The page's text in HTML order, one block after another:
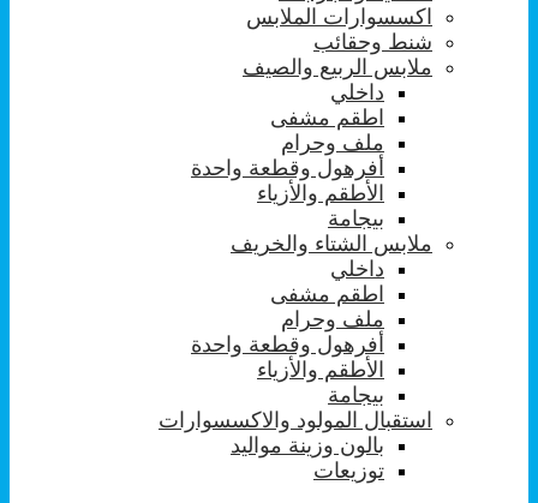
اكسسوارات الملابس
شنط وحقائب
ملابس الربيع والصيف
داخلي
اطقم مشفى
ملف وحرام
أفرهول وقطعة واحدة
الأطقم والأزياء
بيجامة
ملابس الشتاء والخريف
داخلي
اطقم مشفى
ملف وحرام
أفرهول وقطعة واحدة
الأطقم والأزياء
بيجامة
استقبال المولود والاكسسوارات
بالون وزينة مواليد
توزيعات